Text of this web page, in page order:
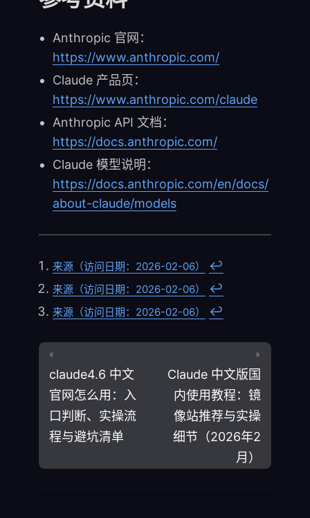
Anthropic 官网：
https://www.anthropic.com/
Claude 产品页：
https://www.anthropic.com/claude
Anthropic API 文档：
https://docs.anthropic.com/
Claude 模型说明：
https://docs.anthropic.com/en/docs/
about-claude/models
来源（访问日期：2026-02-06） ↩︎
来源（访问日期：2026-02-06） ↩︎
来源（访问日期：2026-02-06） ↩︎
«
claude4.6 中文
官网怎么用：入
口判断、实操流
程与避坑清单
»
Claude 中文版国
内使用教程：镜
像站推荐与实操
细节（2026年2
月）